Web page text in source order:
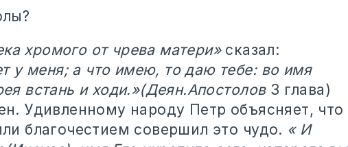
хромого от чрева матери»сказал:
у меня; а что имею, то даю тебе: во имя
встань и ходи.»(Деян.Апостолов3 глава)
Удивленному народу Петр объясняет, что
благочестием совершил это чудо. « И